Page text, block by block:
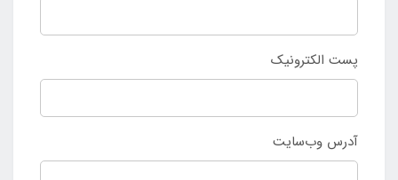
پست الکترونیک
آدرس وب‌سایت